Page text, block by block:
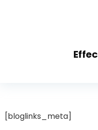
[bloglinks_meta]